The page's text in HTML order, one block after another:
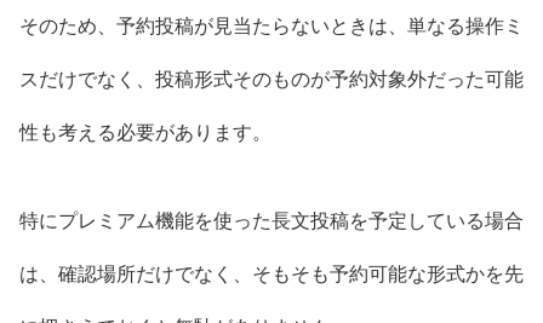
そのため、予約投稿が見当たらないときは、単なる操作ミ
スだけでなく、投稿形式そのものが予約対象外だった可能
性も考える必要があります。
特にプレミアム機能を使った長文投稿を予定している場合
は、確認場所だけでなく、そもそも予約可能な形式かを先